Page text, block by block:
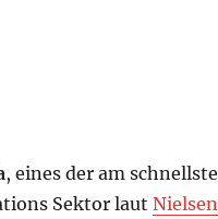
, eines der am
Sektor laut Nielsen